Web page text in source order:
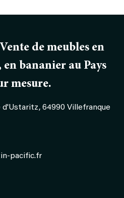
de meubles en
bananier au Pays
mesure.
d'Ustaritz, 64990 Villefranque
pacific.fr